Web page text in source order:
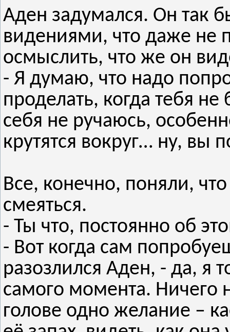
Аден задумался. Он так
видениями, что даже не
осмыслить, что же он
- Я думаю, что надо
проделать, когда тебя
себя не ручаюсь,
крутятся вокруг… ну, вы
Все, конечно, поняли,
смеяться.
- Ты что, постоянно об
- Вот когда сам
разозлился Аден, - да, я
самого момента. Ничего
голове одно желание –